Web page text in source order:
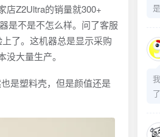
店Z2Ultra的销量就300+
是不是不怎么样。问了客服
了。这机器总是显示采购
大量生产。
是塑料壳，但是颜值还是